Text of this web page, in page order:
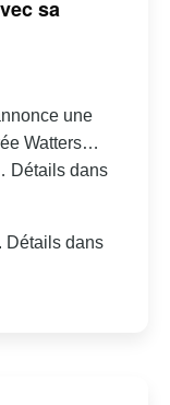
sa
une
Watters…
Détails dans
Détails dans